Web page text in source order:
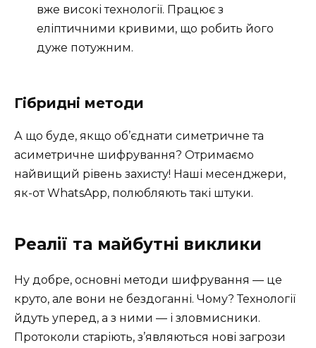
вже високі технології. Працює з
еліптичними кривими, що робить його
дуже потужним.
Гібридні методи
А що буде, якщо об’єднати симетричне та
асиметричне шифрування? Отримаємо
найвищий рівень захисту! Наші месенджери,
як-от WhatsApp, полюбляють такі штуки.
Реалії та майбутні виклики
Ну добре, основні методи шифрування — це
круто, але вони не бездоганні. Чому? Технології
йдуть уперед, а з ними — і зловмисники.
Протоколи старіють, з’являються нові загрози